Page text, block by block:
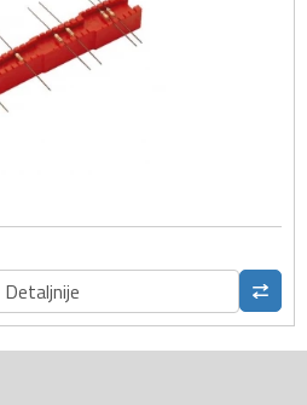
Detaljnije